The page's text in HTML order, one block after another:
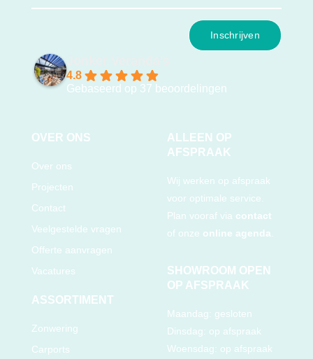
mail
4.8
Gebaseerd op 37 beoordelingen
OVER ONS
Over ons
Projecten
Contact
Veelgestelde vragen
Offerte aanvragen
Vacatures
ASSORTIMENT
Zonwering
Carports
ALLEEN OP
AFSPRAAK
Wij werken op afspraak
voor optimale service.
Plan vooraf via contact
of onze online agenda
SHOWROOM OPEN
OP AFSPRAAK
Maandag: gesloten
Dinsdag: op afspraak
Woensdag: op afspraak